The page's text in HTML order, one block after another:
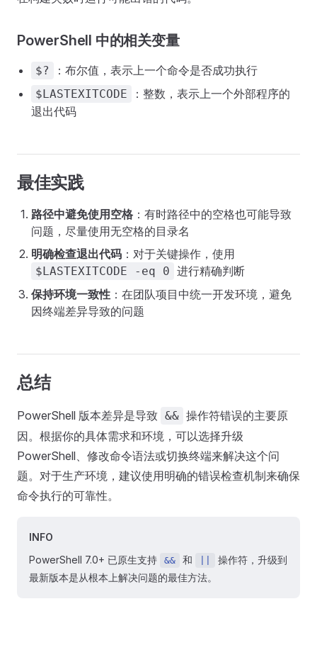
PowerShell 中的相关变量
$? ：布尔值，表示上一个命令是否成功执行
$LASTEXITCODE
：整数，表示上一个外部程序的
退出代码
最佳实践
路径中避免使用空格 ：有时路径中的空格也可能导致
问题，尽量使用无空格的目录名
明确检查退出代码 ：对于关键操作，使用
$LASTEXITCODE -eq 0 进行精确判断
保持环境一致性 ：在团队项目中统一开发环境，避免
因终端差异导致的问题
总结
PowerShell 版本差异是导致 && 操作符错误的主要原
因。根据你的具体需求和环境，可以选择升级
PowerShell、修改命令语法或切换终端来解决这个问
题。对于生产环境，建议使用明确的错误检查机制来确保
命令执行的可靠性。
INFO
PowerShell 7.0+ 已原生支持
&& 和
操作符，升级到
最新版本是从根本上解决问题的最佳方法。